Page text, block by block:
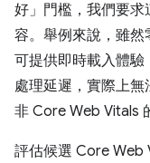
好」門檻，我們要
容。舉例來說，雖然
可提供即時載入體
處理延遲，實際上
非 Core Web Vitals
評估候選 Core Web